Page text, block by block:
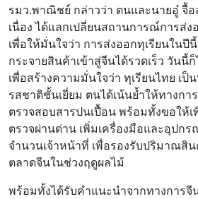
รมว.พาณิชย์ กล่าวว่า ตนและนายอู๋ จื้
เนื่อง ได้แลกเปลี่ยนสถานการณ์การส่
เพื่อให้มั่นใจว่า การส่งออกทุเรียนในปี
กระจายสินค้าเข้าสู่จีนได้รวดเร็ว วันนี้
เพื่อสร้างความมั่นใจว่า ทุเรียนไทย เ
รสชาติชั้นเยี่ยม ตนได้เน้นย้ำให้ทางก
ตรวจสอบสารปนเปื้อน พร้อมทั้งขอให้เ
ตรวจผ่านด่าน เพิ่มเครื่องมือและอุปกร
จำนวนเจ้าหน้าที่ เพื่อรองรับปริมาณสิ
ตลาดจีนในช่วงฤดูผลไม้
พร้อมทั้งได้รับคำแนะนำจากทางการจี